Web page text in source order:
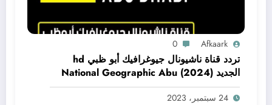
Afkaark
0
تردد قناة ناشيونال جيوغرافيك أبو ظبي hd
الجديد (2024) National Geographic Abu
Dhabi CH
24 سبتمبر، 2023